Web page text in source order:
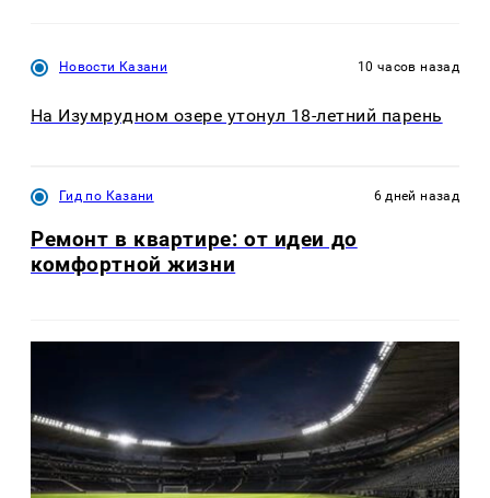
Новости Казани 10 часов назад
На Изумрудном озере утонул 18-летний парень
Гид по Казани 6 дней назад
Ремонт в квартире: от идеи до
комфортной жизни